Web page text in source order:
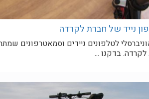
לקרדה
ניידים וסמאטרפונים שמתחבר
...